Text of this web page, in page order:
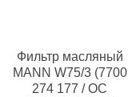
Фильтр масляный
MANN W75/3 (7700
274 177 / OC